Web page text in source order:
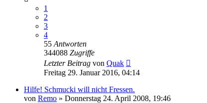
1
2
3
4
55 Antworten
344088 Zugriffe
Letzter Beitrag von Quak
Freitag 29. Januar 2016, 04:14
Hilfe! Schmucki will nicht Fressen.
von Remo » Donnerstag 24. April 2008, 19:46